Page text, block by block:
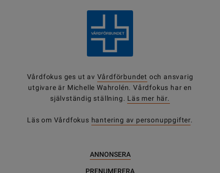
Vårdfokus ges ut av Vårdförbundet och ansvarig
utgivare är Michelle Wahrolén. Vårdfokus har en
självständig ställning. Läs mer här.
Läs om Vårdfokus hantering av personuppgifter.
ANNONSERA
PRENUMERERA